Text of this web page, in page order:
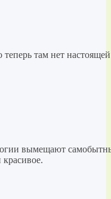
там нет
вымещают